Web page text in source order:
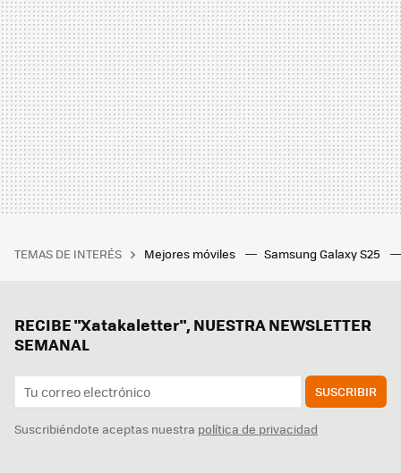
TEMAS DE INTERÉS Mejores móviles Samsung Galaxy S25
RECIBE "Xatakaletter", NUESTRA NEWSLETTER
SEMANAL
SUSCRIBIR
Suscribiéndote aceptas nuestra política de privacidad